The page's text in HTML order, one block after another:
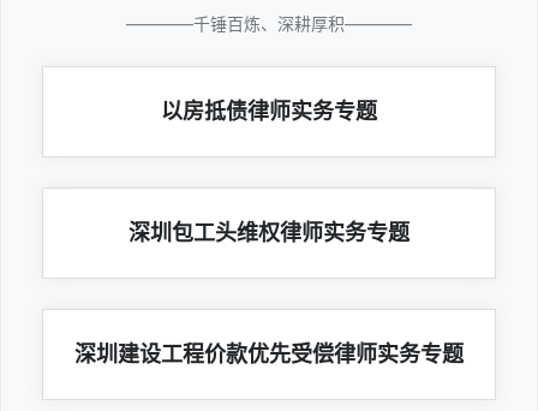
————千锤百炼、深耕厚积————
以房抵债律师实务专题
深圳包工头维权律师实务专题
深圳建设工程价款优先受偿律师实务专题